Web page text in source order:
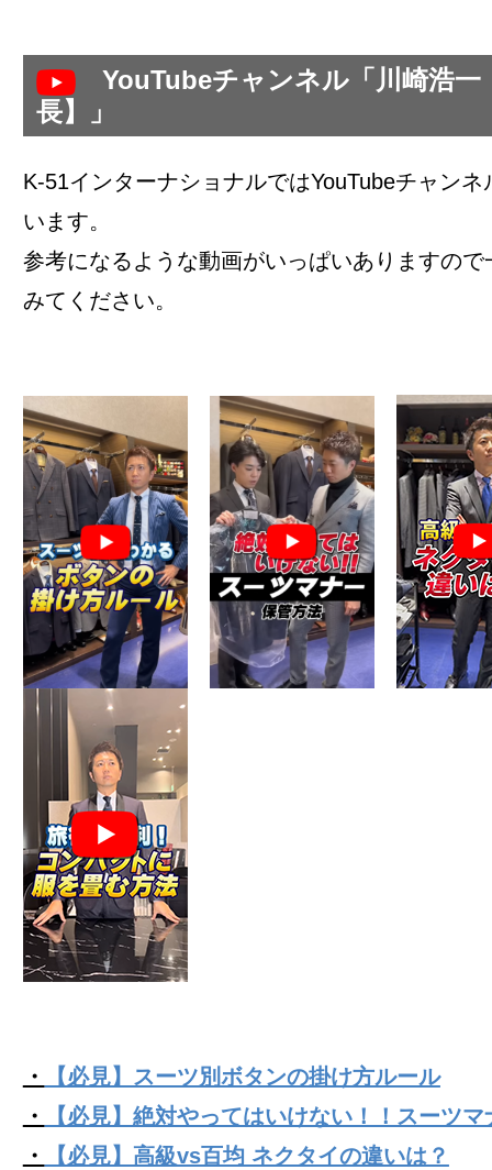
YouTubeチャンネル「川崎浩一
長】」
K-51インターナショナルではYouTubeチャン
います。
参考になるような動画がいっぱいありますの
みてください。
・
【必見】スーツ別ボタンの掛け方ルール
・
【必見】絶対やってはいけない！！スーツ
・
【必見】高級vs百均 ネクタイの違いは？